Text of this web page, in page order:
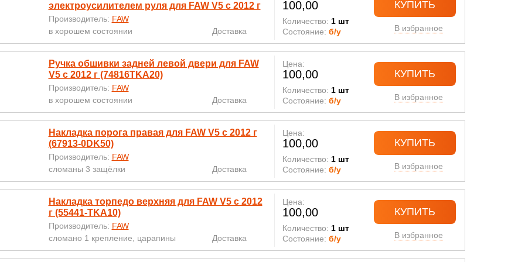
электроусилителем руля для FAW V5 с 2012 г
Производитель: FAW
в хорошем состоянии
Доставка
100,00
Количество: 1 шт
Состояние: б/у
КУПИТЬ
В избранное
Ручка обшивки задней левой двери для FAW
V5 с 2012 г (74816TKA20)
Производитель: FAW
в хорошем состоянии
Доставка
Цена:
100,00
Количество: 1 шт
Состояние: б/у
КУПИТЬ
В избранное
Накладка порога правая для FAW V5 с 2012 г
(67913-0DK50)
Производитель: FAW
сломаны 3 защёлки
Доставка
Цена:
100,00
Количество: 1 шт
Состояние: б/у
КУПИТЬ
В избранное
Накладка торпедо верхняя для FAW V5 с 2012
г (55441-TKA10)
Производитель: FAW
сломано 1 крепление, царапины
Доставка
Цена:
100,00
Количество: 1 шт
Состояние: б/у
КУПИТЬ
В избранное